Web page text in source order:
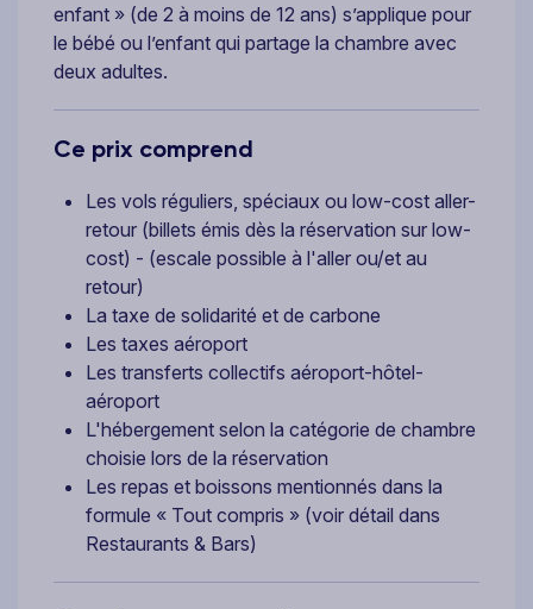
enfant » (de 2 à moins de 12 ans) s’applique pour
le bébé ou l’enfant qui partage la chambre avec
deux adultes.
Ce prix comprend
Les vols réguliers, spéciaux ou low-cost aller-
retour (billets émis dès la réservation sur low-
cost) - (escale possible à l'aller ou/et au
retour)
La taxe de solidarité et de carbone
Les taxes aéroport
Les transferts collectifs aéroport-hôtel-
aéroport
L'hébergement selon la catégorie de chambre
choisie lors de la réservation
Les repas et boissons mentionnés dans la
formule « Tout compris » (voir détail dans
Restaurants & Bars)